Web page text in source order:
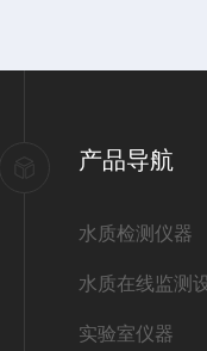
产品导航
水质检测仪器
水质在线监测
实验室仪器